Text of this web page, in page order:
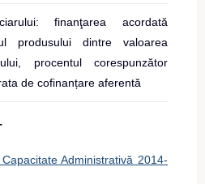
finanţarea acordată
produsului dintre valoarea
procentul corespunzător
de cofinanțare aferentă
Administrativă 2014-